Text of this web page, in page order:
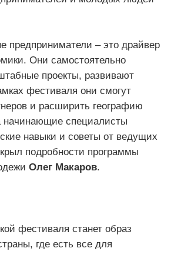
предприниматели – это драйвер
Они самостоятельно
проекты, развивают
фестиваля они смогут
и расширить географию
начинающие специалисты
навыки и советы от ведущих
подробности программы
Олег Макаров.
фестиваля станет образ
где есть все для